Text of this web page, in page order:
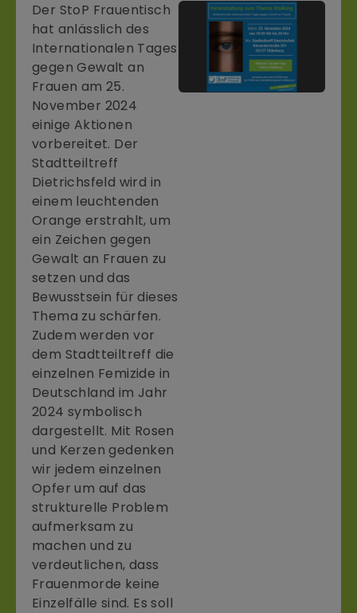
Der StoP Frauentisch
hat anlässlich des
Internationalen Tages
gegen Gewalt an
Frauen am 25.
November 2024
einige Aktionen
vorbereitet. Der
Stadtteiltreff
Dietrichsfeld wird in
einem leuchtenden
Orange erstrahlt, um
ein Zeichen gegen
Gewalt an Frauen zu
setzen und das
Bewusstsein für dieses
Thema zu schärfen.
Zudem werden vor
dem Stadtteiltreff die
einzelnen Femizide in
Deutschland im Jahr
2024 symbolisch
dargestellt. Mit Rosen
und Kerzen gedenken
wir jedem einzelnen
Opfer um auf das
strukturelle Problem
aufmerksam zu
machen und zu
verdeutlichen, dass
Frauenmorde keine
Einzelfälle sind. Es soll